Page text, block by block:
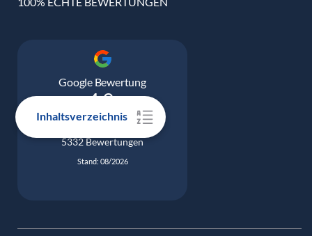
Inhaltsverzeichnis
Google Bewertung
4.9
5332 Bewertungen
Stand: 08/2026